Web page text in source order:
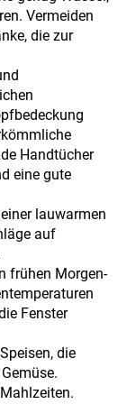
Vermeiden
die zur
Handtücher
eine gute
lauwarmen
auf
frühen Morgen-
Fenster
die